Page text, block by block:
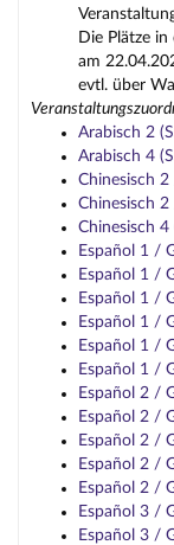
Die Plätze
am
evtl. über
Arabisch 2
Arabisch 4
Chinesisch
Chinesisch
Chinesisch 4
Español 1 /
Español 1 /
Español 1 /
Español 1 /
Español 1 /
Español 1 /
Español 2 /
Español 2 /
Español 2 /
Español 2 /
Español 2 /
Español 3 /
Español 3 /